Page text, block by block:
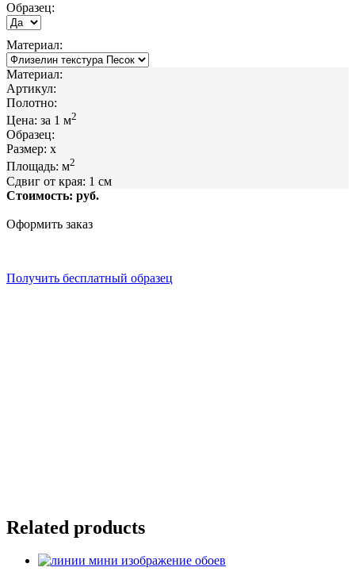
Образец:
Материал:
Материал:
Артикул:
Полотно:
Цена: за 1 м2
Образец:
Размер: x
Площадь: м2
Сдвиг от края: 1 см
Стоимость: руб.
Оформить заказ
Получить бесплатный образец
Related products